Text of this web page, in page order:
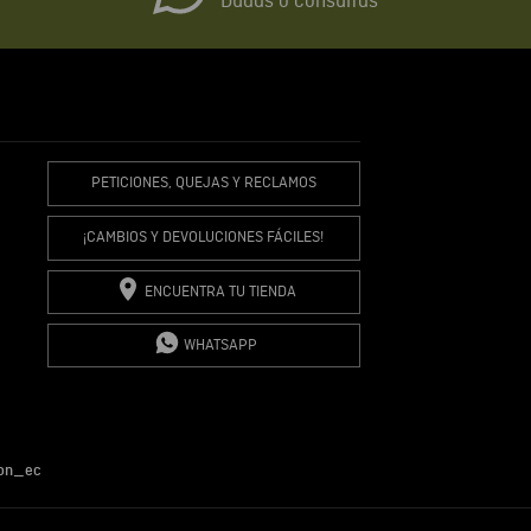
COMENTARIO
PETICIONES, QUEJAS Y RECLAMOS
¡CAMBIOS Y DEVOLUCIONES FÁCILES!
ENCUENTRA TU TIENDA
WHATSAPP